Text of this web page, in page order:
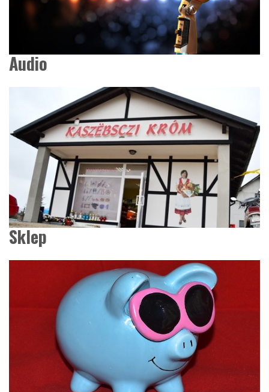
Audio
Sklep